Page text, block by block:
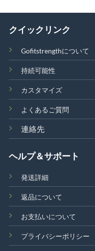
クイックリンク
Gofitstrengthについて
持続可能性
カスタマイズ
よくあるご質問
連絡先
ヘルプ＆サポート
発送詳細
返品について
お支払いについて
プライバシーポリシー